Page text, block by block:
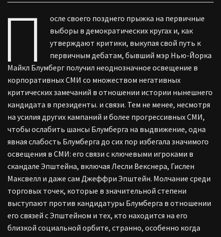
П
осле своего позднего прыжка на первичные
выборы в демократических кругах и, как
утверждают критики, выкупая свой путь к
первичным дебатам, бывший мэр Нью-Йорка
Майкл Блумберг получил неоднозначное освещение в
корпоративных СМИ со множеством негативных
критических замечаний в отношении истории нынешнего
кандидата в президенты. и связи. Тем не менее, несмотря
на усилия других кампаний и более прогрессивных СМИ,
чтобы ослабить шансы Блумберга на выдвижение, одна
явная слабость Блумберга до сих пор избегала значимого
освещения в СМИ: его связи с ключевыми игроками в
скандале Эпштейна, включая Лесли Векснера, Гислен
Максвелл и даже сам Джеффри Эпштейн. Молчание среди
торговых точек, которые в значительной степени
выступают против кандидатуры Блумберга в отношении
его связей с Эпштейном и тех, кто находится на его
близкой социальной орбите, странно, особенно когда